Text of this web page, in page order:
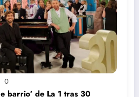
0
barrio’ de La 1 tras 30